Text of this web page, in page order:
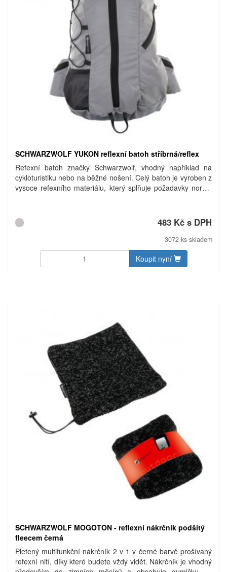
SCHWARZWOLF YUKON reflexní batoh stříbrná/reflex
Refexní batoh značky Schwarzwolf, vhodný například na
cykloturistiku nebo na běžné nošení. Celý batoh je vyroben z
vysoce refexního materiálu, který splňuje požadavky normy
zip, boční kapsu na zip, malou síťovanou boční kapsu a
bederní pás se dvěma malými kapsami uzavíratelnými na
zip. Objem: 20 litrů. Hmotnost: 395 g. Materiál: 100%
polyester s refexním povrchem. Rozměry: 28 × 14 × 45 cm.
Uhlíková stopa: gCO2 e7827.
483 Kč s DPH
3072 ks skladem
Koupit nyní
SCHWARZWOLF MOGOTON - reflexní nákrčník podšitý
fleecem černá
Pletený multifunkční nákrčník 2 v 1 v černé barvě prošívaný
refexní nití, díky které budete vždy vidět. Nákrčník je vhodný